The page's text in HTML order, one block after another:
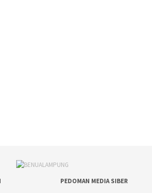
PEDOMAN MEDIA SIBER